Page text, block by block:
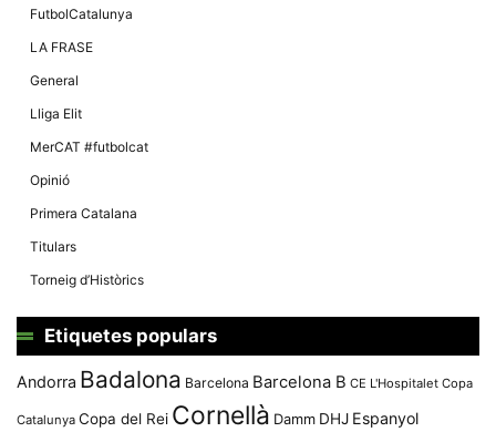
FutbolCatalunya
LA FRASE
General
Lliga Elit
MerCAT #futbolcat
Opinió
Primera Catalana
Titulars
Torneig d’Històrics
Etiquetes populars
Andorra Badalona Barcelona Barcelona B CE L'Hospitalet Copa
Catalunya Copa del Rei Cornellà Damm DHJ Espanyol